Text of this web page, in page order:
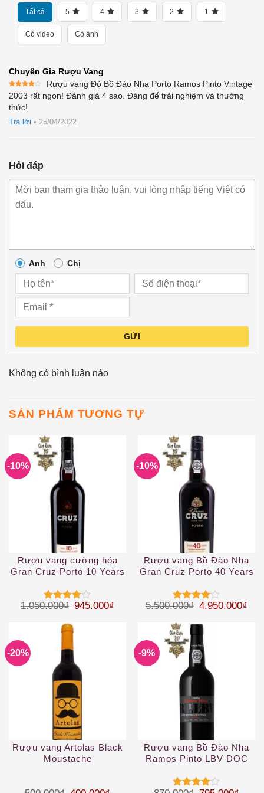
Tất cả 5 4 3 2 1
Có video Có ảnh
Chuyên Gia Rượu Vang
Được
xếp
hạng4
5 sao
Rượu vang Đỏ Bồ Đào Nha Porto Ramos Pinto Vintage
2003 rất ngon! Đánh giá 4 sao. Đáng để trải nghiệm và thưởng
thức!
Trả lời • 25/04/2022
Hỏi đáp
Anh Chị
GỬI
Không có bình luận nào
SẢN PHẨM TƯƠNG TỰ
-10%
Rượu vang cường hóa
Gran Cruz Porto 10 Years
Được
5 sao
1.050.000₫ Giá gốc là: 1.050.000₫.
945.000₫ Giá hiện tại là: 945.000₫.
-10%
Rượu vang Bồ Đào Nha
Gran Cruz Porto 40 Years
Được
45 sao
5.500.000₫ Giá gốc là:
4.950.000₫
-20%
Rượu vang Artolas Black
Moustache
-9%
Rượu vang Bồ Đào Nha
Ramos Pinto LBV DOC